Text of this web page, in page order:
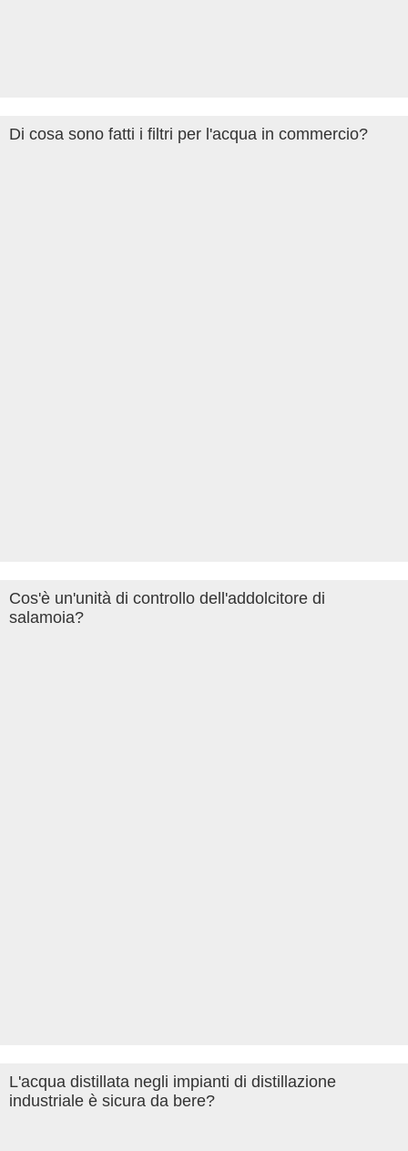
Di cosa sono fatti i filtri per l'acqua in commercio?
Cos'è un'unità di controllo dell'addolcitore di
salamoia?
L'acqua distillata negli impianti di distillazione
industriale è sicura da bere?